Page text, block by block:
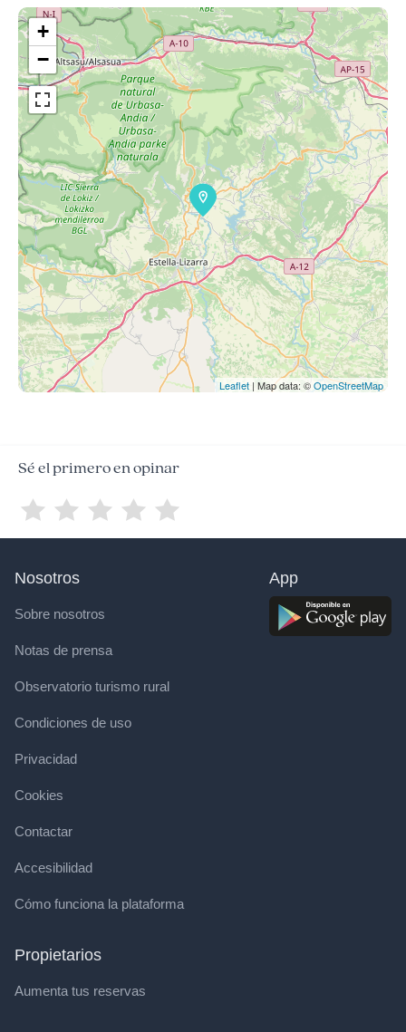
+
−
Leaflet | Map data: ©OpenStreetMap
Sé el primero en opinar
Nosotros
Sobre nosotros
Notas de prensa
Observatorio turismo rural
Condiciones de uso
Privacidad
Cookies
Contactar
Accesibilidad
Cómo funciona la plataforma
Propietarios
Aumenta tus reservas
App